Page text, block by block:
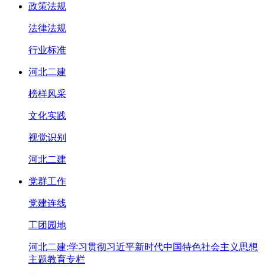
政策法规
法律法规
行业标准
河北二建
榜样风采
文化实践
视觉识别
河北二建
党群工作
党建连线
工团园地
河北二建:学习贯彻习近平新时代中国特色社会主义思想
主题教育专栏